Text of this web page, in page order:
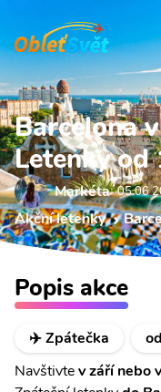
Barcelona
Letenky od
Markéta 05.06
Akční letenky
Popis akce
✈️ Zpátečka
Navštivtev září nebo